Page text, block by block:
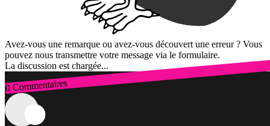
Avez-vous une remarque ou avez-vous découvert une erreur ? Vous
pouvez nous transmettre votre message via le formulaire.
La discussion est chargée...
0 Commentaires
Connexion